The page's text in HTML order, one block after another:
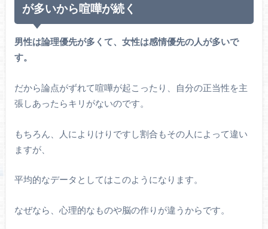
が多いから喧嘩が続く
男性は論理優先が多くて、女性は感情優先の人が多いで
す。
だから論点がずれて喧嘩が起こったり、自分の正当性を主
張しあったらキリがないのです。
もちろん、人によりけりですし割合もその人によって違い
ますが、
平均的なデータとしてはこのようになります。
なぜなら、心理的なものや脳の作りが違うからです。